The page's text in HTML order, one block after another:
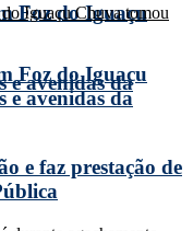
Foz do Iguaçu
e avenidas da
Foz do Iguaçu
e avenidas da
e faz prestação de